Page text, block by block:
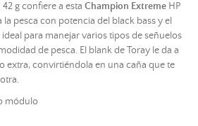
g confiere a esta Champion Extreme HP
pesca con potencia del black bass y el
para manejar varios tipos de señuelos
de pesca. El blank de Toray le da a
extra, convirtiéndola en una caña que te
módulo